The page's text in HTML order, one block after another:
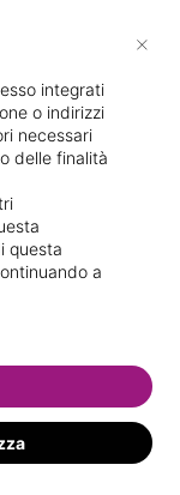
del
integrati
o indirizzi
necessari
delle finalità
questa
a
×